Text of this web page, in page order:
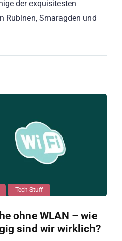
der exquisitesten
Rubinen, Smaragden und
Tech Stuff
ohne WLAN – wie
sind wir wirklich?